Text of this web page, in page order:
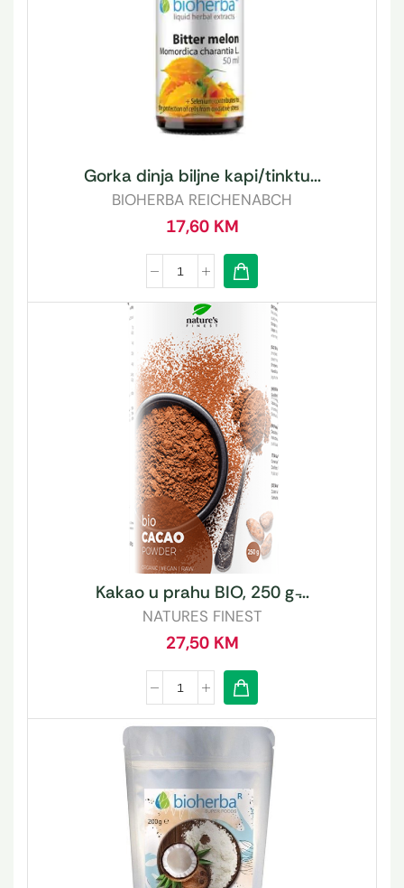
Gorka dinja biljne kapi/tinktu...
BIOHERBA REICHENABCH
17,60 KM
Kakao u prahu BIO, 250 g ̵...
NATURES FINEST
27,50 KM